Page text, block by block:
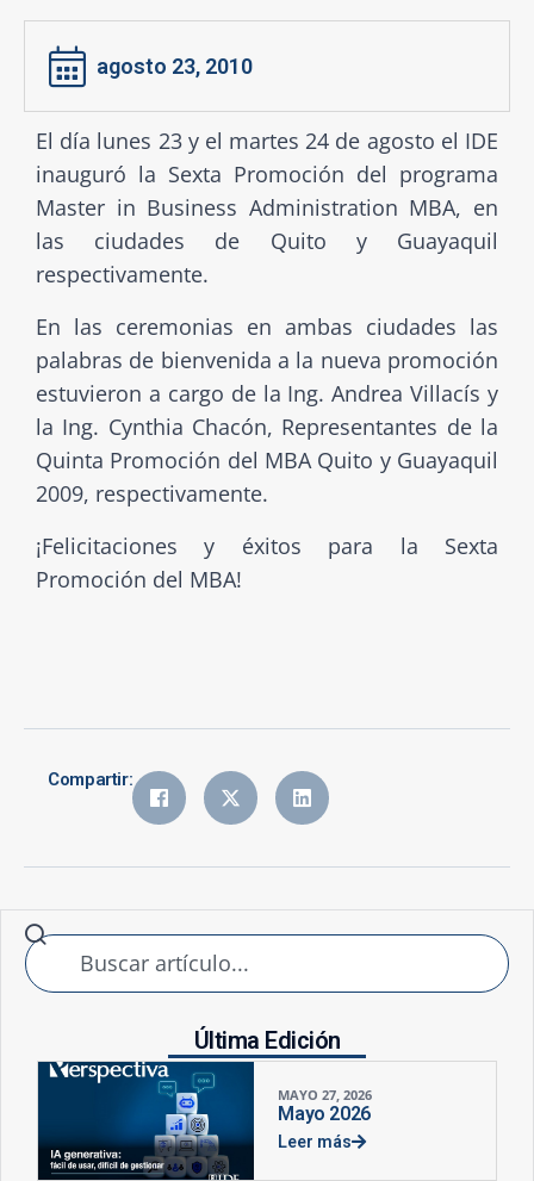
agosto 23, 2010
El día lunes 23 y el martes 24 de agosto el IDE
inauguró la Sexta Promoción del programa
Master in Business Administration MBA, en
las ciudades de Quito y Guayaquil
respectivamente.
En las ceremonias en ambas ciudades las
palabras de bienvenida a la nueva promoción
estuvieron a cargo de la Ing. Andrea Villacís y
la Ing. Cynthia Chacón, Representantes de la
Quinta Promoción del MBA Quito y Guayaquil
2009, respectivamente.
¡Felicitaciones y éxitos para la Sexta
Promoción del MBA!
Compartir:
Última Edición
MAYO 27, 2026
Mayo 2026
Leer más